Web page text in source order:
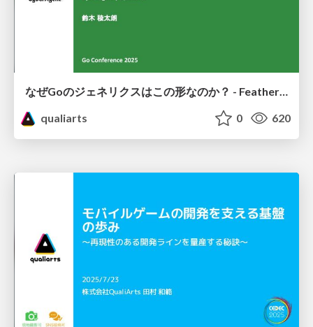
なぜGoのジェネリクスはこの形なのか？ - Featherweight Goが明かす設計の核心
qualiarts
0 620